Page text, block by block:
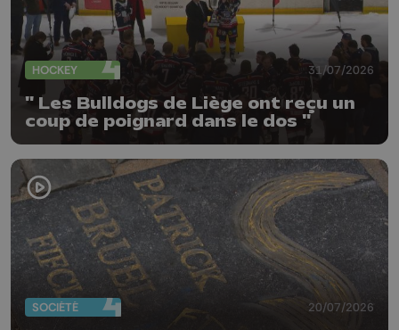
HOCKEY 31/07/2026
" Les Bulldogs de Liège ont reçu un
coup de poignard dans le dos "
SOCIÉTÉ 20/07/2026